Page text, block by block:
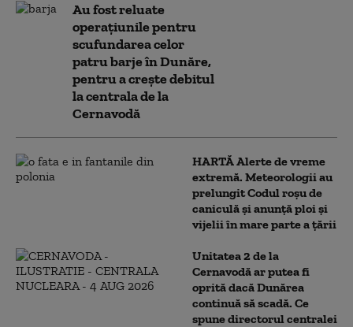
Au fost reluate
operațiunile pentru
scufundarea celor
patru barje în Dunăre,
pentru a crește debitul
la centrala de la
Cernavodă
HARTĂ Alerte de vreme
extremă. Meteorologii au
prelungit Codul roșu de
caniculă și anunță ploi și
vijelii în mare parte a țării
Unitatea 2 de la
Cernavodă ar putea fi
oprită dacă Dunărea
continuă să scadă. Ce
spune directorul centralei